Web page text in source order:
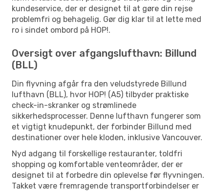
kundeservice, der er designet til at gøre din rejse
problemfri og behagelig. Gør dig klar til at lette med
ro i sindet ombord på HOP!.
Oversigt over afgangslufthavn: Billund
(BLL)
Din flyvning afgår fra den veludstyrede Billund
lufthavn (BLL), hvor HOP! (A5) tilbyder praktiske
check-in-skranker og strømlinede
sikkerhedsprocesser. Denne lufthavn fungerer som
et vigtigt knudepunkt, der forbinder Billund med
destinationer over hele kloden, inklusive Vancouver.
Nyd adgang til forskellige restauranter, toldfri
shopping og komfortable venteområder, der er
designet til at forbedre din oplevelse før flyvningen.
Takket være fremragende transportforbindelser er